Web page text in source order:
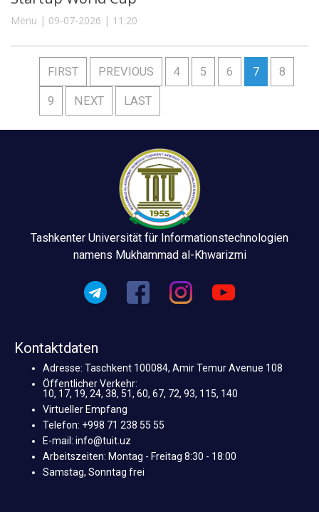
Menu | 09-07-2026 | 11:20
FIRST PREVIOUS 4 5 6 7 8
9 NEXT LAST
Tashkenter Universität für Informationstechnologien
namens Mukhammad al-Khwarizmi
Kontaktdaten
Adresse: Taschkent 100084, Amir Temur Avenue 108
Öffentlicher Verkehr:
10, 17, 19, 24, 38, 51, 60, 67, 72, 93, 115, 140
Virtueller Empfang
Telefon: +998 71 238 55 55
E-mail: info@tuit.uz
Arbeitszeiten: Montag - Freitag 8:30 - 18:00
Samstag, Sonntag frei